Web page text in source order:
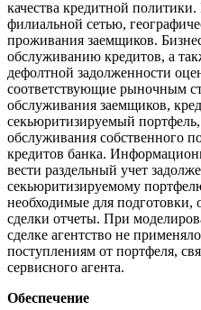
качества кредитной
филиальной сетью,
проживания заемщиков.
обслуживанию кредитов, а
дефолтной задолженности
соответствующие рыночным
обслуживания заемщиков,
секьюритизируемый
обслуживания собственного
кредитов банка.
вести раздельный учет
секьюритизируемому
необходимые для
сделки отчеты. При
сделке агентство не
поступлениям от портфеля,
сервисного агента.
Обеспечение